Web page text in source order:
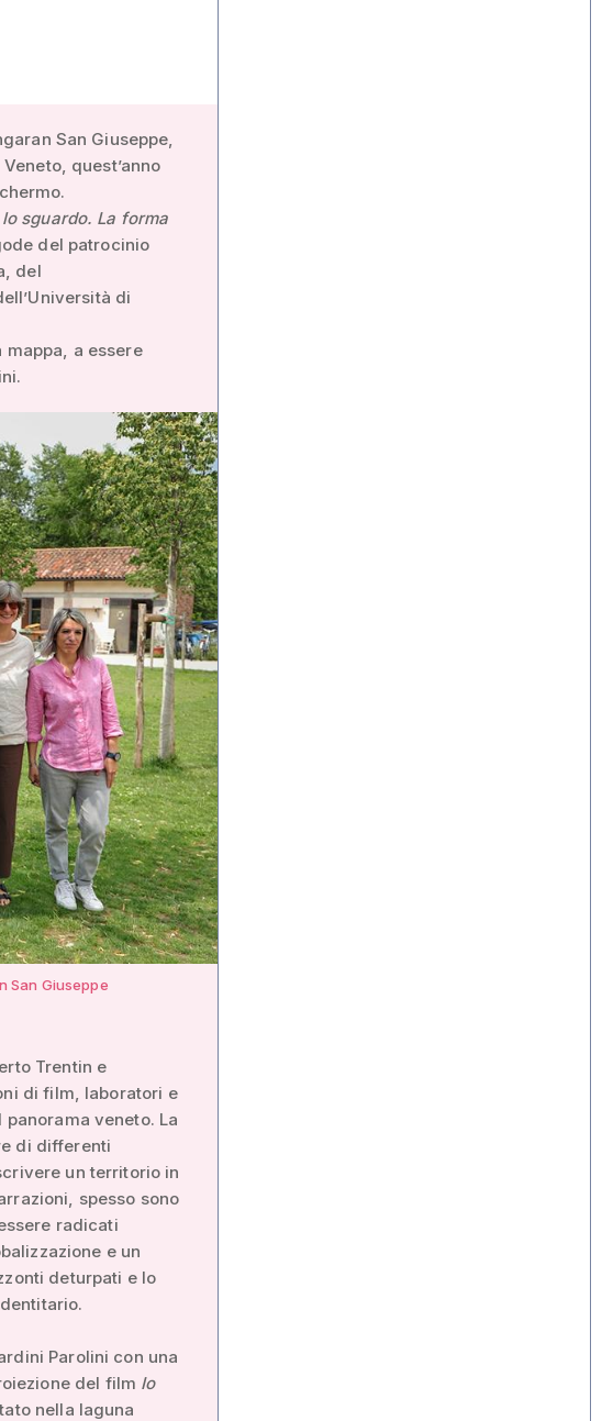
San Giuseppe,
quest’anno
sguardo. La forma
del patrocinio
del
di
a essere
San Giuseppe
Trentin e
di film, laboratori e
veneto. La
di differenti
un territorio in
spesso sono
radicati
e un
deturpati e lo
Parolini con una
del film Io
nella laguna